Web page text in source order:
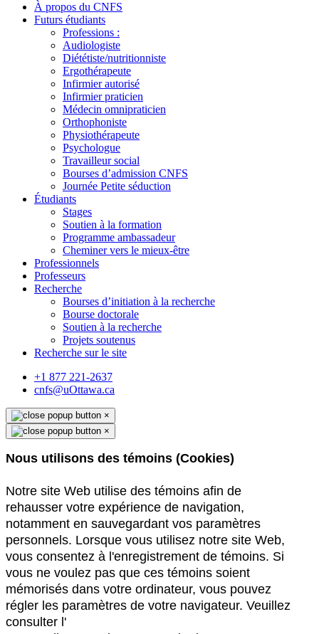
À propos du CNFS
Futurs étudiants
Professions :
Audiologiste
Diététiste/nutritionniste
Ergothérapeute
Infirmier autorisé
Infirmier praticien
Médecin omnipraticien
Orthophoniste
Physiothérapeute
Psychologue
Travailleur social
Bourses d’admission CNFS
Journée Petite séduction
Étudiants
Stages
Soutien à la formation
Programme ambassadeur
Cheminer vers le mieux-être
Professionnels
Professeurs
Recherche
Bourses d’initiation à la recherche
Bourse doctorale
Soutien à la recherche
Projets soutenus
Recherche sur le site
+1 877 221-2637
cnfs@uOttawa.ca
×
×
Nous utilisons des témoins (Cookies)
Notre site Web utilise des témoins afin de
rehausser votre expérience de navigation,
notamment en sauvegardant vos paramètres
personnels. Lorsque vous utilisez notre site Web,
vous consentez à l'enregistrement de témoins. Si
vous ne voulez pas que ces témoins soient
mémorisés dans votre ordinateur, vous pouvez
régler les paramètres de votre navigateur. Veuillez
consulter l'